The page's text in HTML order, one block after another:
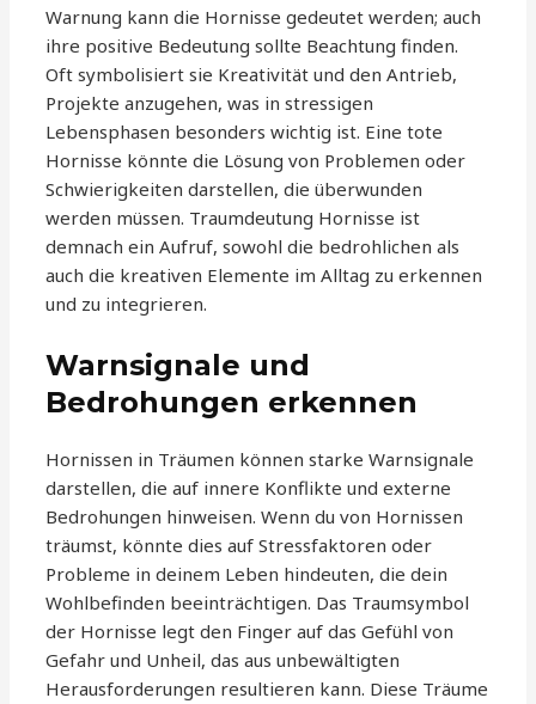
Warnung kann die Hornisse gedeutet werden; auch
ihre positive Bedeutung sollte Beachtung finden.
Oft symbolisiert sie Kreativität und den Antrieb,
Projekte anzugehen, was in stressigen
Lebensphasen besonders wichtig ist. Eine tote
Hornisse könnte die Lösung von Problemen oder
Schwierigkeiten darstellen, die überwunden
werden müssen. Traumdeutung Hornisse ist
demnach ein Aufruf, sowohl die bedrohlichen als
auch die kreativen Elemente im Alltag zu erkennen
und zu integrieren.
Warnsignale und
Bedrohungen erkennen
Hornissen in Träumen können starke Warnsignale
darstellen, die auf innere Konflikte und externe
Bedrohungen hinweisen. Wenn du von Hornissen
träumst, könnte dies auf Stressfaktoren oder
Probleme in deinem Leben hindeuten, die dein
Wohlbefinden beeinträchtigen. Das Traumsymbol
der Hornisse legt den Finger auf das Gefühl von
Gefahr und Unheil, das aus unbewältigten
Herausforderungen resultieren kann. Diese Träume